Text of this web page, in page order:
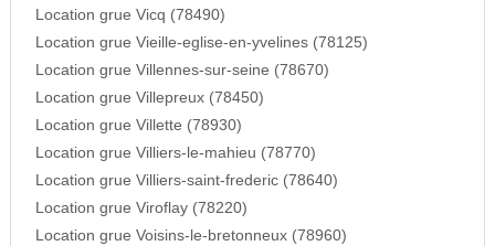
Location grue Vicq (78490)
Location grue Vieille-eglise-en-yvelines (78125)
Location grue Villennes-sur-seine (78670)
Location grue Villepreux (78450)
Location grue Villette (78930)
Location grue Villiers-le-mahieu (78770)
Location grue Villiers-saint-frederic (78640)
Location grue Viroflay (78220)
Location grue Voisins-le-bretonneux (78960)